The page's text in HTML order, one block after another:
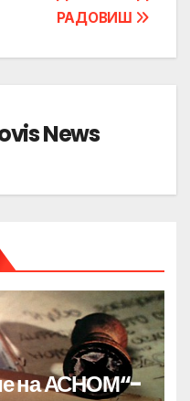
РАДОВИШ
News
на АСНОМ“-